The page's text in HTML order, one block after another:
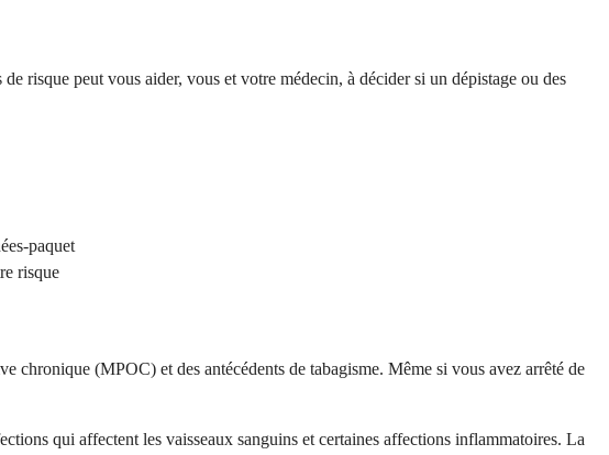
risque peut vous aider, vous et votre médecin, à décider si un dépistage ou des
paquet
risque
chronique (MPOC) et des antécédents de tabagisme. Même si vous avez arrêté de
qui affectent les vaisseaux sanguins et certaines affections inflammatoires. La